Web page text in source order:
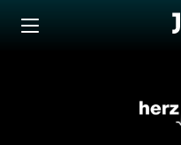
Zum Inhalt springen